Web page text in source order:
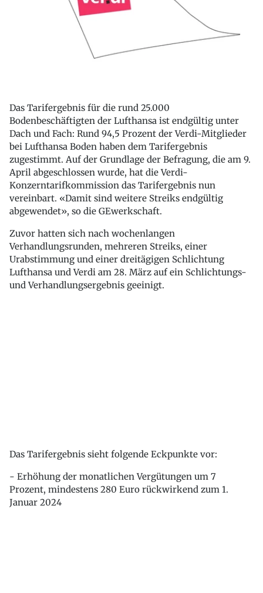
Das Tarifergebnis für die rund 25.000
Bodenbeschäftigten der Lufthansa ist endgültig unter
Dach und Fach: Rund 94,5 Prozent der Verdi-Mitglieder
bei Lufthansa Boden haben dem Tarifergebnis
zugestimmt. Auf der Grundlage der Befragung, die am 9.
April abgeschlossen wurde, hat die Verdi-
Konzerntarifkommission das Tarifergebnis nun
vereinbart. «Damit sind weitere Streiks endgültig
abgewendet», so die GEwerkschaft.
Zuvor hatten sich nach wochenlangen
Verhandlungsrunden, mehreren Streiks, einer
Urabstimmung und einer dreitägigen Schlichtung
Lufthansa und Verdi am 28. März auf ein Schlichtungs-
und Verhandlungsergebnis geeinigt.
Das Tarifergebnis sieht folgende Eckpunkte vor:
- Erhöhung der monatlichen Vergütungen um 7
Prozent, mindestens 280 Euro rückwirkend zum 1.
Januar 2024